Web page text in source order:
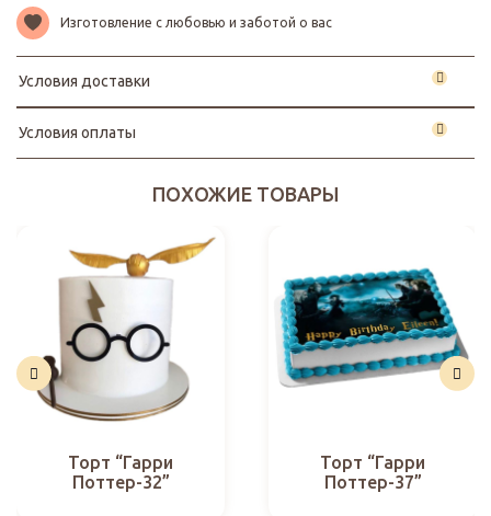
Изготовление с любовью и заботой о вас
Условия доставки
Условия оплаты
ПОХОЖИЕ ТОВАРЫ
Торт “Гарри
Поттер-32”
Торт “Гарри
Поттер-37”